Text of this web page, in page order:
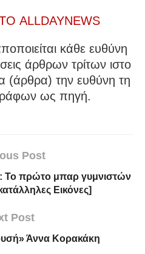
ALLDAYNEWS
κάθε ευθύνη
άρθρων τρίτων ιστο
(άρθρα) την ευθύνη τη
ως πηγή.
Post
Το πρώτο μπαρ γυμνιστών
Εικόνες]
Post
Άννα Κορακάκη